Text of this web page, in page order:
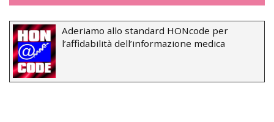
Aderiamo allo standard HONcode per
l’affidabilità dell’informazione medica